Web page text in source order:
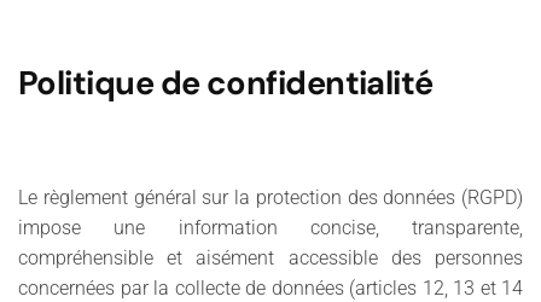
Politique de confidentialité
Le règlement général sur la protection des données (RGPD)
impose une information concise, transparente,
compréhensible et aisément accessible des personnes
concernées par la collecte de données (articles 12, 13 et 14